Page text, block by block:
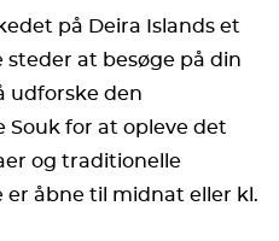
på Deira Islands et
at besøge på din
udforske den
for at opleve det
og traditionelle
åbne til midnat eller kl.